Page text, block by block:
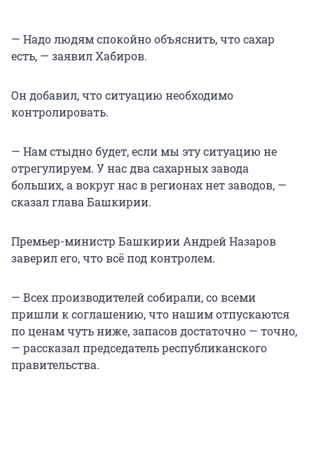
— Надо людям спокойно объяснить, что сахар
есть, — заявил Хабиров.
Он добавил, что ситуацию необходимо
контролировать.
— Нам стыдно будет, если мы эту ситуацию не
отрегулируем. У нас два сахарных завода
больших, а вокруг нас в регионах нет заводов, —
сказал глава Башкирии.
Премьер-министр Башкирии Андрей Назаров
заверил его, что всё под контролем.
— Всех производителей собирали, со всеми
пришли к соглашению, что нашим отпускаются
по ценам чуть ниже, запасов достаточно — точно,
— рассказал председатель республиканского
правительства.